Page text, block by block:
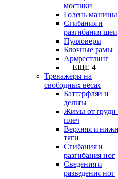
мостики
Голень машины
Сгибания и
разгибания шеи
Пулловеры
Блочные рамы
Армрестлинг
+ ЕЩЕ 4
Тренажеры на
свободных весах
Баттерфляи и
дельты
Жимы от груди
плеч
Верхняя и
тяги
Сгибания и
разгибания ног
Сведения и
разведения ног